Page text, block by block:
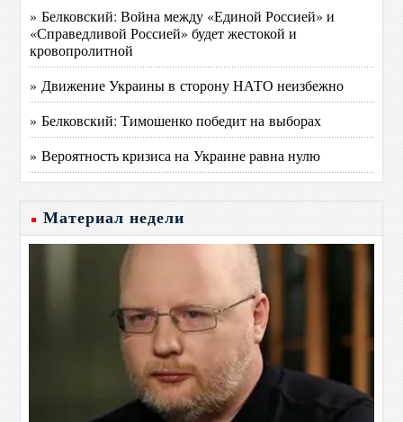
» Белковский: Война между «Единой Россией» и
«Справедливой Россией» будет жестокой и
кровопролитной
» Движение Украины в сторону НАТО неизбежно
» Белковский: Тимошенко победит на выборах
» Вероятность кризиса на Украине равна нулю
Материал недели